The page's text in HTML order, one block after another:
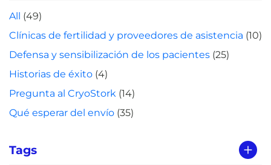
All (49)
Clínicas de fertilidad y proveedores de asistencia (10)
Defensa y sensibilización de los pacientes (25)
Historias de éxito (4)
Pregunta al CryoStork (14)
Qué esperar del envío (35)
Tags